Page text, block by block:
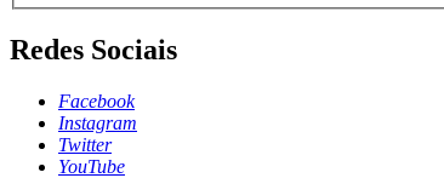
Redes Sociais
Facebook
Instagram
Twitter
YouTube